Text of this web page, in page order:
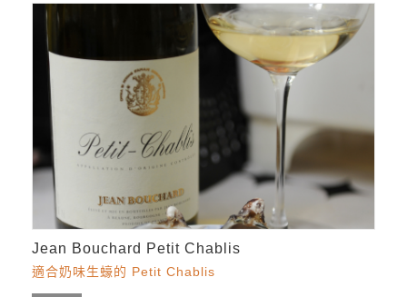
Jean Bouchard Petit Chablis
適合奶味生蠔的 Petit Chablis